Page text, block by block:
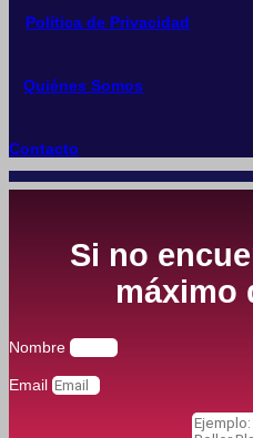
Política de Privacidad
Quiénes Somos
Contacto
Si no
máximo
Nombre
Email